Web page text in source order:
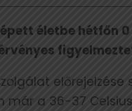
életbe hétfőn
a 36-37